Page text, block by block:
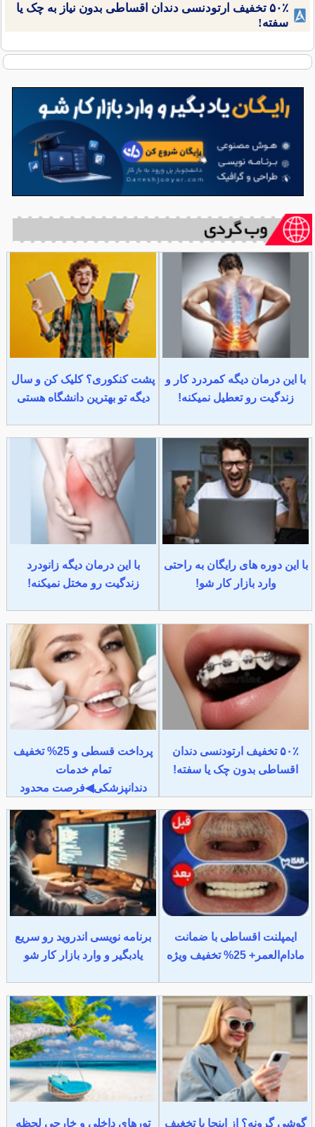
۵۰٪ تخفیف ارتودنسی دندان اقساطی بدون نیاز به چک یا
سفته!
با این درمان دیگه کمردرد کار و
زندگیت رو تعطیل نمیکنه!
پشت کنکوری؟ کلیک کن و سال
دیگه تو بهترین دانشگاه هستی
با این دوره های رایگان به راحتی
وارد بازار کار شو!
با این درمان دیگه زانودرد
زندگیت رو مختل نمیکنه!
۵۰٪ تخفیف ارتودنسی دندان
اقساطی بدون چک یا سفته!
پرداخت قسطی و 25% تخفیف
تمام خدمات
دندانپزشکی◀فرصت محدود
ایمپلنت اقساطی با ضمانت
مادام‌العمر+ 25% تخفیف ویژه
برنامه نویسی اندروید رو سریع
یادبگیر و وارد بازار کار شو
گوشی گرونه؟ از اینجا با تخغیف تورهای داخلی و خارجی لحظه